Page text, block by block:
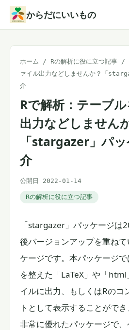
からだにいいもの
ホーム / Rの解析に役に立つ記事 /
ァイル出力などしませんか？「
介
Rで解析：テーブ
出力などしません
「stargazer」パ
介
公開日 2022-01-14
Rの解析に役に立つ記事
「stargazer」パッケージは
後バージョンアップを重ね
ケージです。本パッケージ
を整えた「LaTeX」や「
イルに出力、もしくはRのコ
トとして表示することができ
非常に優れたパッケージで